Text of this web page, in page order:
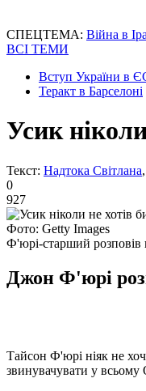
СПЕЦТЕМА: Війна в
ВСІ ТЕМИ
Вступ України в
Теракт в Барселоні
Усик
Текст: Надтока Світлана
0
927
Фото: Getty Images
Ф'юрі-старший розповів
Джон Ф'юрі
Тайсон Ф'юрі ніяк не
звинувачувати у всьому